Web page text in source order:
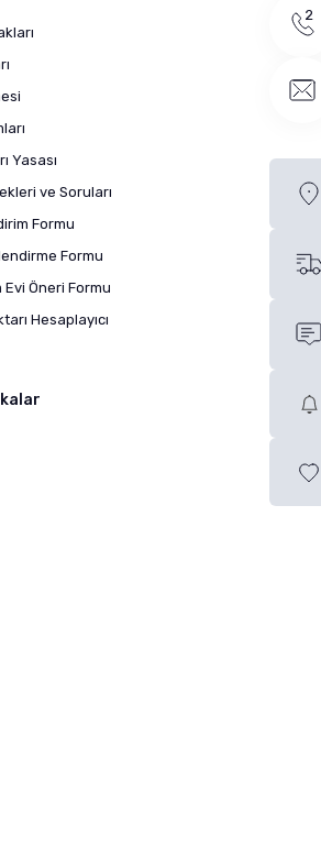
Yasası
ve Soruları
Formu
Formu
Evi Öneri Formu
Hesaplayıcı